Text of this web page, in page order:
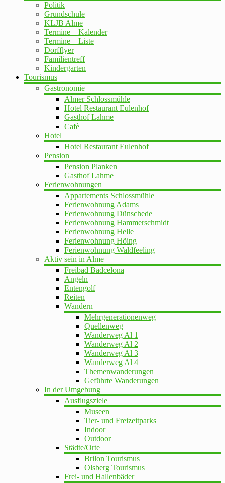
Politik
Grundschule
KLJB Alme
Termine – Kalender
Termine – Liste
Dorfflyer
Familientreff
Kindergarten
Tourismus
Gastronomie
Almer Schlossmühle
Hotel Restaurant Eulenhof
Gasthof Lahme
Cafè
Hotel
Hotel Restaurant Eulenhof
Pension
Pension Planken
Gasthof Lahme
Ferienwohnungen
Appartements Schlossmühle
Ferienwohnung Adams
Ferienwohnung Dünschede
Ferienwohnung Hammerschmidt
Ferienwohnung Helle
Ferienwohnung Höing
Ferienwohnung Waldfeeling
Aktiv sein in Alme
Freibad Badcelona
Angeln
Entengolf
Reiten
Wandern
Mehrgenerationenweg
Quellenweg
Wanderweg Al 1
Wanderweg Al 2
Wanderweg Al 3
Wanderweg Al 4
Themenwanderungen
Geführte Wanderungen
In der Umgebung
Ausflugsziele
Museen
Tier- und Freizeitparks
Indoor
Outdoor
Städte/Orte
Brilon Tourismus
Olsberg Tourismus
Frei- und Hallenbäder